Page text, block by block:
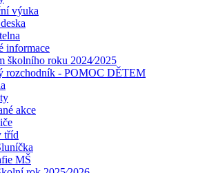
výuka
informace
školního roku 2024⁄2025
rozchodník - POMOC DĚTEM
akce
tříd
MŠ